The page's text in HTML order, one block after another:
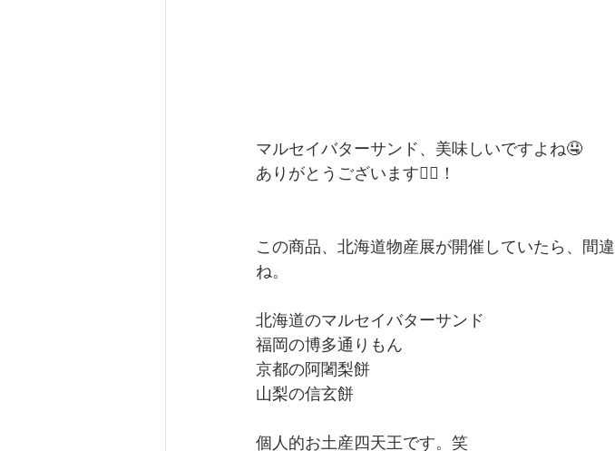
マルセイバターサンド、美味しいですよね🤤
ありがとうございます🙇‍♂️！
この商品、北海道物産展が開催していたら、間
ね。
北海道のマルセイバターサンド
福岡の博多通りもん
京都の阿闍梨餅
山梨の信玄餅
個人的お土産四天王です。笑